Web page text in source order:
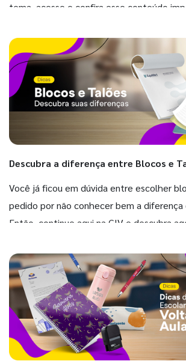
tema, acesse e confira esse conteúdo
Descubra a diferença entre Blocos e
Você já ficou em dúvida entre escolher
pedido por não conhecer bem a
Então, continue aqui na GIV e descubra